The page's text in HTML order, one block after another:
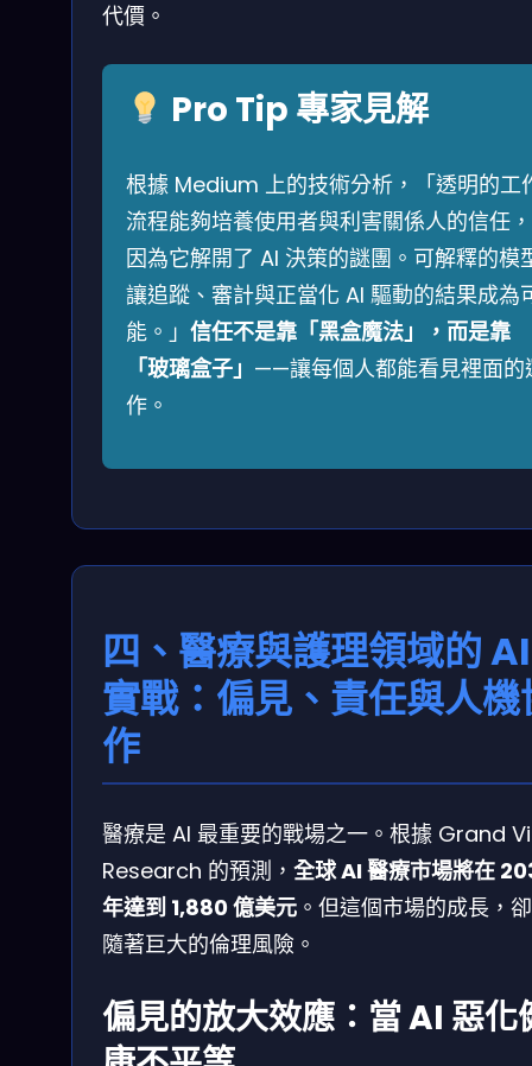
代價。
Pro Tip 專家見解
根據 Medium 上的技術分析，「透明的工
流程能夠培養使用者與利害關係人的信任，
因為它解開了 AI 決策的謎團。可解釋的模
讓追蹤、審計與正當化 AI 驅動的結果成為
能。」 信任不是靠「黑盒魔法」，而是靠
「玻璃盒子」 ——讓每個人都能看見裡面的
作。
四、醫療與護理領域的 AI
實戰：偏見、責任與人機
作
醫療是 AI 最重要的戰場之一。根據 Grand
Research 的預測， 全球 AI 醫療市場將在
年達到 1,880 億美元 。但這個市場的成長，
隨著巨大的倫理風險。
偏見的放大效應：當 AI 惡化